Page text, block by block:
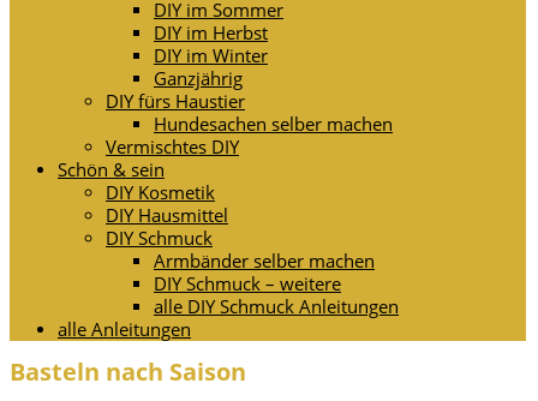
DIY im Sommer
DIY im Herbst
DIY im Winter
Ganzjährig
DIY fürs Haustier
Hundesachen selber machen
Vermischtes DIY
Schön & sein
DIY Kosmetik
DIY Hausmittel
DIY Schmuck
Armbänder selber machen
DIY Schmuck – weitere
alle DIY Schmuck Anleitungen
alle Anleitungen
Basteln nach Saison